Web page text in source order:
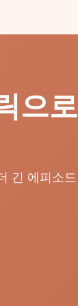
으로
긴 에피소드